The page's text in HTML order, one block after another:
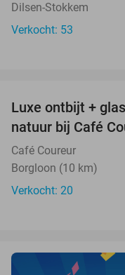
Dilsen-Stokkem
Verkocht: 53
TODAY
Luxe ontbijt +
natuur bij Café
Café Coureur
Borgloon (10 km)
Verkocht: 20